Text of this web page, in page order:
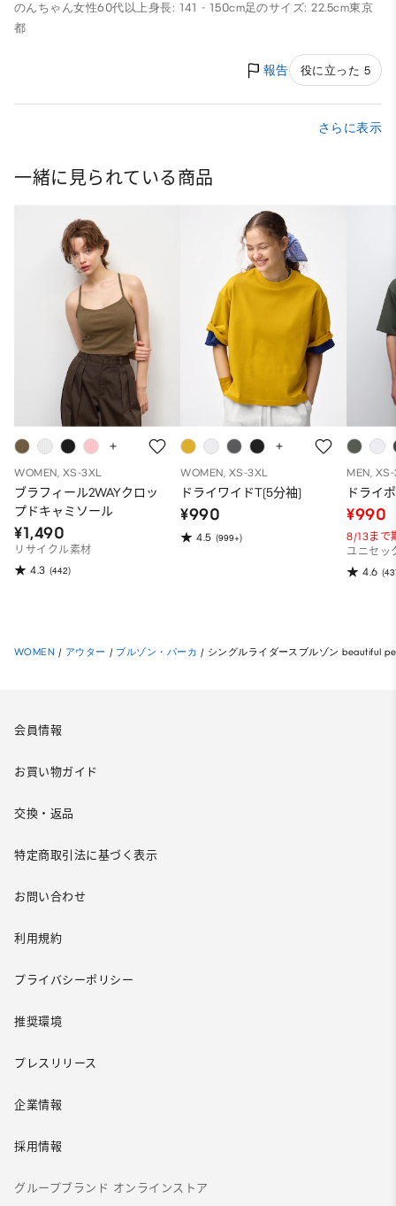
のんちゃん女性60代以上身長: 141 - 150cm足のサイズ: 22.5cm東京
都
報告 役に立った 5
さらに表示
一緒に見られている商品
WOMEN, XS-3XL
ブラフィール2WAYクロッ
プドキャミソール
¥1,490
リサイクル素材
4.3 (442)
WOMEN, XS-3XL
ドライワイドT(5分袖)
¥990
4.5 (999+)
MEN,
ドライ
¥990
8/13まで
ユニセッ
4.6
WOMEN / アウター / ブルゾン・パーカ / シングルライダースブルゾン beautiful
会員情報
お買い物ガイド
交換・返品
特定商取引法に基づく表示
お問い合わせ
利用規約
プライバシーポリシー
推奨環境
プレスリリース
企業情報
採用情報
グループブランド オンラインストア